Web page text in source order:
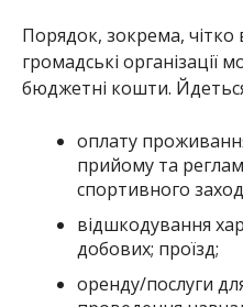
Порядок, зокрема,
громадські організації
бюджетні кошти.
оплату
прийому та
спортивного
відшкодування
добових; проїзд;
оренду/послуги